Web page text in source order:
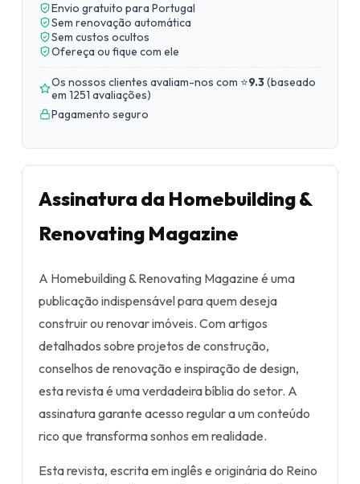
Envio gratuito para Portugal
Sem renovação automática
Sem custos ocultos
Ofereça ou fique com ele
Os nossos clientes avaliam-nos com ⭐9.3(baseado
em 1251 avaliações)
Pagamento seguro
Assinatura da Homebuilding &
Renovating Magazine
A Homebuilding & Renovating Magazine é uma
publicação indispensável para quem deseja
construir ou renovar imóveis. Com artigos
detalhados sobre projetos de construção,
conselhos de renovação e inspiração de design,
esta revista é uma verdadeira bíblia do setor. A
assinatura garante acesso regular a um conteúdo
rico que transforma sonhos em realidade.
Esta revista, escrita em inglês e originária do Reino